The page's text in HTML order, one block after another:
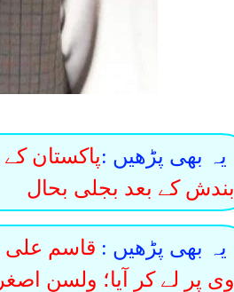
یہ بھی پڑھیں :پاکستان
بندش کے بعد بجلی بحال
یہ بھی پڑھیں : قاسم علی
وی پر لے کر آیا؛ ولسن